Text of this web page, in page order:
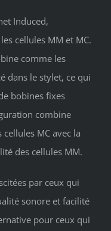
Induced,
cellules MM et MC.
comme les
dans le stylet, ce qui
bobines fixes
combine
MC avec la
des cellules MM.
par ceux qui
sonore et facilité
pour ceux qui